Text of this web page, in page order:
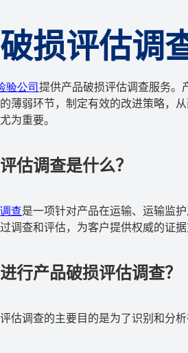
损评估调
验公司提供产品破损评估调查服务。
薄弱环节，制定有效的改进策略，
为重要。
估调查是什么？
查是一项针对产品在运输、运输监
调查和评估，为客户提供权威的证
行产品破损评估调查？
估调查的主要目的是为了识别和分